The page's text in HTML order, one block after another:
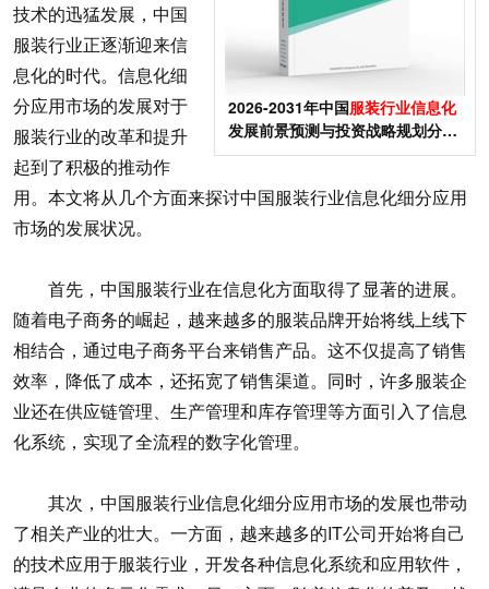
2026-2031年中国服装行业信息化
发展前景预测与投资战略规划分析
报告
技术的迅猛发展，中国
服装行业正逐渐迎来信
息化的时代。信息化细
分应用市场的发展对于
服装行业的改革和提升
起到了积极的推动作
用。本文将从几个方面来探讨中国服装行业信息化细分应用
市场的发展状况。
首先，中国服装行业在信息化方面取得了显著的进展。
随着电子商务的崛起，越来越多的服装品牌开始将线上线下
相结合，通过电子商务平台来销售产品。这不仅提高了销售
效率，降低了成本，还拓宽了销售渠道。同时，许多服装企
业还在供应链管理、生产管理和库存管理等方面引入了信息
化系统，实现了全流程的数字化管理。
其次，中国服装行业信息化细分应用市场的发展也带动
了相关产业的壮大。一方面，越来越多的IT公司开始将自己
的技术应用于服装行业，开发各种信息化系统和应用软件，